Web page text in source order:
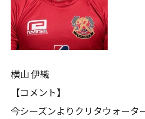
横山 伊織
【コメント】
今シーズンよりクリタウォータ